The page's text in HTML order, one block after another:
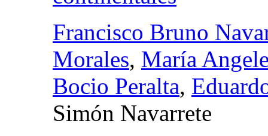
Francisco Bruno
Morales, María
Bocio Peralta,
Simón Navarrete